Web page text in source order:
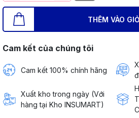
THÊM VÀO GIỎ
Cam kết của chúng tôi
Cam kết 100% chính hãng
Xuất kho trong ngày (Với
hàng tại Kho INSUMART)